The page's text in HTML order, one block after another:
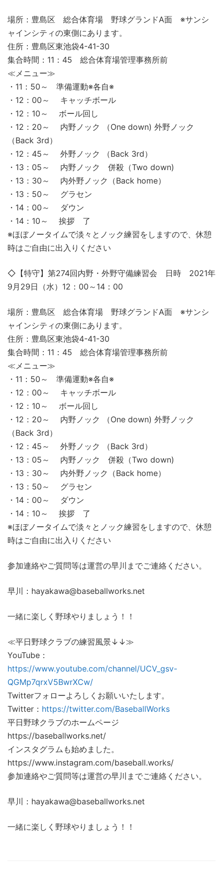
場所：豊島区 総合体育場 野球グランドA面 ※サンシ
ャインシティの東側にあります。
住所：豊島区東池袋4-41-30
集合時間：11：45 総合体育場管理事務所前
≪メニュー≫
・11：50～ 準備運動※各自※
・12：00～ キャッチボール
・12：10～ ボール回し
・12：20～ 内野ノック （One down) 外野ノック
（Back 3rd）
・12：45～ 外野ノック （Back 3rd）
・13：05～ 内野ノック 併殺（Two down)
・13：30～ 内外野ノック（Back home）
・13：50～ グラセン
・14：00～ ダウン
・14：10～ 挨拶 了
※ほぼノータイムで淡々とノック練習をしますので、休憩
時はご自由に出入りください
◇【特守】第274回内野・外野守備練習会 日時 2021年
9月29日（水）12：00～14：00
場所：豊島区 総合体育場 野球グランドA面 ※サンシ
ャインシティの東側にあります。
住所：豊島区東池袋4-41-30
集合時間：11：45 総合体育場管理事務所前
≪メニュー≫
・11：50～ 準備運動※各自※
・12：00～ キャッチボール
・12：10～ ボール回し
・12：20～ 内野ノック （One down) 外野ノック
（Back 3rd）
・12：45～ 外野ノック （Back 3rd）
・13：05～ 内野ノック 併殺（Two down)
・13：30～ 内外野ノック（Back home）
・13：50～ グラセン
・14：00～ ダウン
・14：10～ 挨拶 了
※ほぼノータイムで淡々とノック練習をしますので、休憩
時はご自由に出入りください
参加連絡やご質問等は運営の早川までご連絡ください。
早川：hayakawa@baseballworks.net
一緒に楽しく野球やりましょう！！
≪平日野球クラブの練習風景↓↓≫
YouTube：
https://www.youtube.com/channel/UCV_gsv-
QGMp7qrxV5BwrXCw/
Twitterフォローよろしくお願いいたします。
Twitter： https://twitter.com/BaseballWorks
平日野球クラブのホームページ
https://baseballworks.net/
インスタグラムも始めました。
https://www.instagram.com/baseball.works/
参加連絡やご質問等は運営の早川までご連絡ください。
早川：hayakawa@baseballworks.net
一緒に楽しく野球やりましょう！！